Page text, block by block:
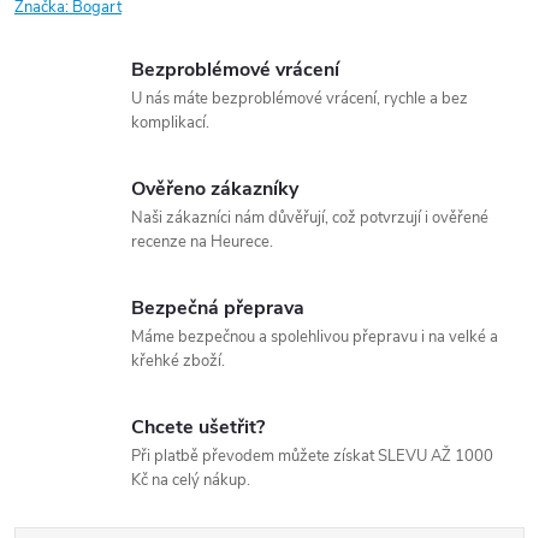
Značka: Bogart
Bezproblémové vrácení
U nás máte bezproblémové vrácení, rychle a bez
komplikací.
Ověřeno zákazníky
Naši zákazníci nám důvěřují, což potvrzují i ověřené
recenze na Heurece.
Bezpečná přeprava
Máme bezpečnou a spolehlivou přepravu i na velké a
křehké zboží.
Chcete ušetřit?
Při platbě převodem můžete získat SLEVU AŽ 1000
Kč na celý nákup.